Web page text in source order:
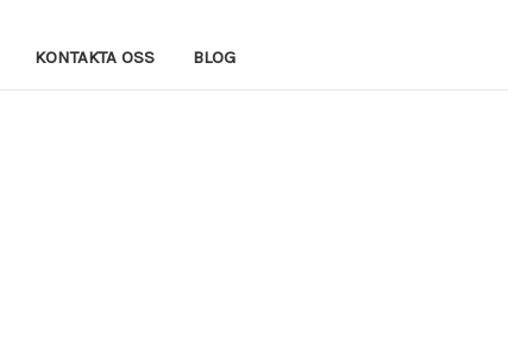
KONTAKTA OSS BLOG